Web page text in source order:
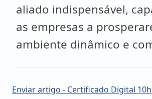
aliado indispensável,
as empresas a
ambiente dinâmico e
Enviar artigo - Certificado Digital 10h